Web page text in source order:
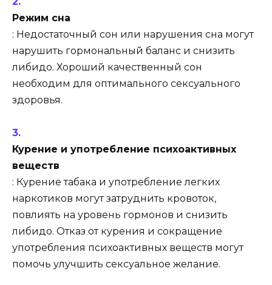
Режим сна
: Недостаточный сон или нарушения сна могут
нарушить гормональный баланс и снизить
либидо. Хороший качественный сон
необходим для оптимального сексуального
здоровья.
Курение и употребление психоактивных
веществ
: Курение табака и употребление легких
наркотиков могут затруднить кровоток,
повлиять на уровень гормонов и снизить
либидо. Отказ от курения и сокращение
употребления психоактивных веществ могут
помочь улучшить сексуальное желание.